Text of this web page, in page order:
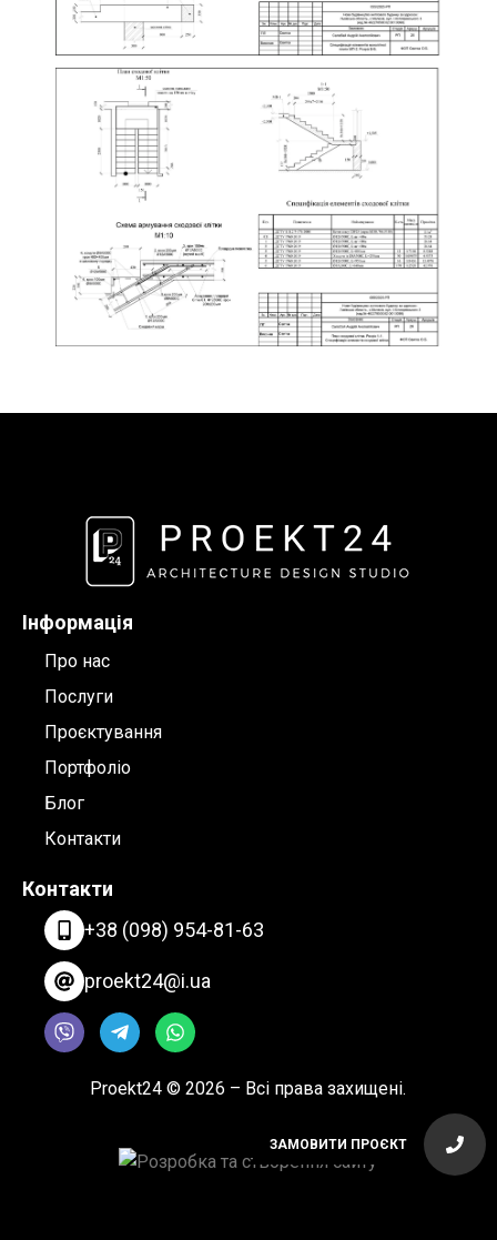
Інформація
Про нас
Послуги
Проєктування
Портфоліо
Блог
Контакти
Контакти
+38 (098) 954-81-63
proekt24@i.ua
Proekt24 © 2026 – Всі права захищені.
ЗАМОВИТИ ПРОЄКТ